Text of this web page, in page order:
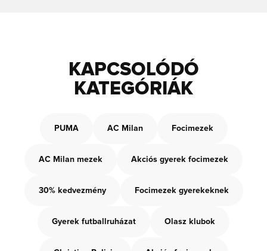
KAPCSOLÓDÓ
KATEGÓRIÁK
PUMA AC Milan Focimezek
AC Milan mezek Akciós gyerek focimezek
30% kedvezmény Focimezek gyerekeknek
Gyerek futballruházat Olasz klubok